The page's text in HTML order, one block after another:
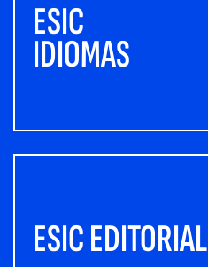
ESIC
IDIOMAS
ESIC EDITORIAL